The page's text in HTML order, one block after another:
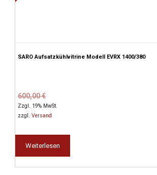
SARO Aufsatzkühlvitrine Modell EVRX 1400/380
600,00€Ursprünglicher
Preis
war:
Aktueller
Preis
ist:
Zzgl. 19% MwSt.
zzgl.Versand
Weiterlesen